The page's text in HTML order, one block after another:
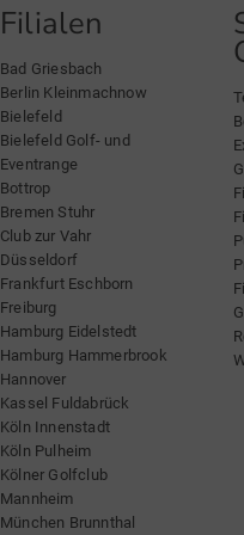
Filialen
Bad Griesbach
Berlin Kleinmachnow
Bielefeld
Bielefeld Golf- und
Eventrange
Bottrop
Bremen Stuhr
Club zur Vahr
Düsseldorf
Frankfurt Eschborn
Freiburg
Hamburg Eidelstedt
Hamburg Hammerbrook
Hannover
Kassel Fuldabrück
Köln Innenstadt
Köln Pulheim
Kölner Golfclub
Mannheim
München Brunnthal